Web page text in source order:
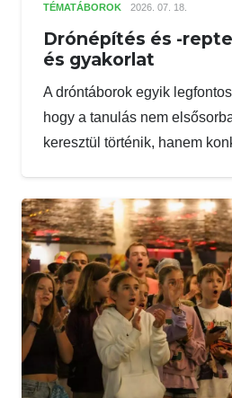
TÉMATÁBOROK 2026. 07. 18.
Drónépítés és -
és gyakorlat
A dróntáborok egyik
hogy a tanulás nem
keresztül történik, hanem